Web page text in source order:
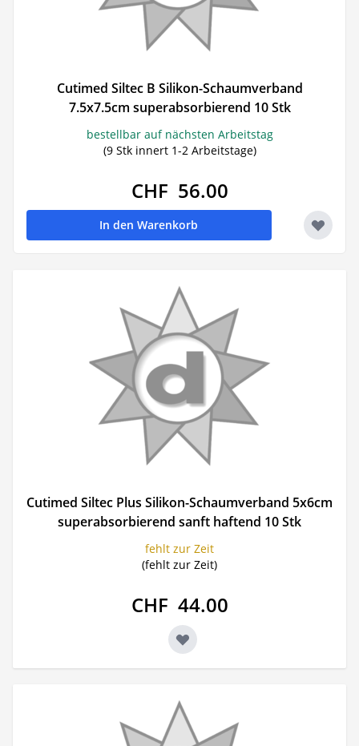
Cutimed Siltec B Silikon-Schaumverband
7.5x7.5cm superabsorbierend 10 Stk
bestellbar auf nächsten Arbeitstag
(9 Stk innert 1-2 Arbeitstage)
CHF 56.00
In den Warenkorb
Cutimed Siltec Plus Silikon-Schaumverband 5x6cm
superabsorbierend sanft haftend 10 Stk
fehlt zur Zeit
(fehlt zur Zeit)
CHF 44.00